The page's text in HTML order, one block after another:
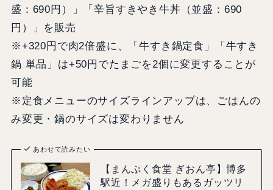
盛：690円）」「辛旨すきやき牛丼（並盛：690
円）」を販売
※+320円で肉2倍盛に、「牛すき鍋定食」「牛すき
鍋 単品」は+50円でたまごを2個に変更することが
可能
※定食メニューのサイズラインアップは、ごはんの
み変更・鍋のサイズは変わりません
あわせて読みたい
【まんぷく食堂 ぎおん亭】博多
駅近！メガ盛りもあるガッツリ